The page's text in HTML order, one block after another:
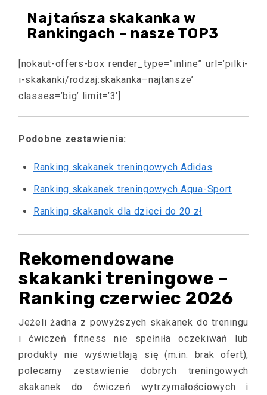
Najtańsza skakanka w
Rankingach – nasze TOP3
[nokaut-offers-box render_type=”inline” url=’pilki-
i-skakanki/rodzaj:skakanka–najtansze’
classes=’big’ limit=’3′]
Podobne zestawienia:
Ranking skakanek treningowych Adidas
Ranking skakanek treningowych Aqua-Sport
Ranking skakanek dla dzieci do 20 zł
Rekomendowane
skakanki treningowe –
Ranking czerwiec 2026
Jeżeli żadna z powyższych skakanek do treningu
i ćwiczeń fitness nie spełniła oczekiwań lub
produkty nie wyświetlają się (m.in. brak ofert),
polecamy zestawienie dobrych treningowych
skakanek do ćwiczeń wytrzymałościowych i